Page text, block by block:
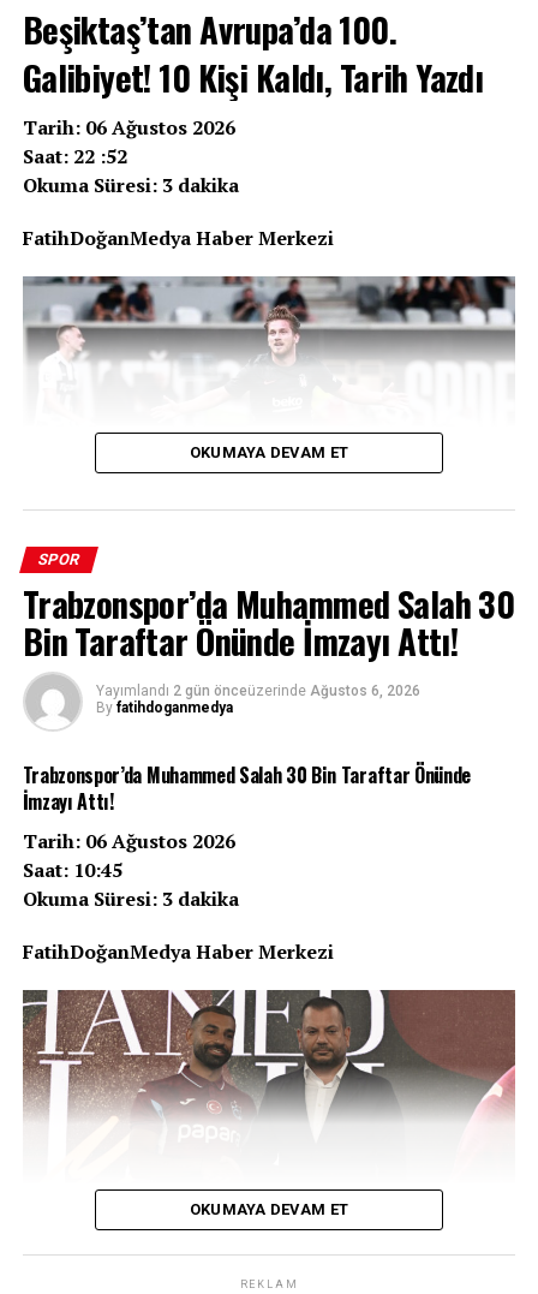
Beşiktaş’tan Avrupa’da 100.
Galibiyet! 10 Kişi Kaldı, Tarih Yazdı
Tarih: 06 Ağustos 2026
Saat: 22 :52
Okuma Süresi: 3 dakika
FatihDoğanMedya Haber Merkezi
Zorlu bir Çekya deplasmanı, 10 kişi kalmak, tarihi bir
başarı… Beşiktaş, UEFA Avrupa Ligi 3. eleme turu ilk
maçında Hradec Kralove’yi 1-0 mağlup ederek Avrupa
beyazlılar, bu anlamlı zaferle sadece tur kapısını
aralamakla kalmadı, kulüp tarihinin gurur tablosuna bir
yıldız daha ekledi.
Zorlu Deplasmanda Tarihi Gece
Malsovicka Arena’da oynanan karşılaşmaya hızlı
değerlendiremedi ve devre 0-0 sona erdi. Ancak ikinci
yarıda siyah-beyazlılar için işler hiç beklenmedik bir hal
aldı.
OKUMAYA DEVAM ET
SPOR
Trabzonspor’da Muhammed Salah 30
Bin Taraftar Önünde İmzayı Attı!
Yayımlandı 2 gün önceüzerinde Ağustos 6, 2026
By fatihdoganmedya
Trabzonspor’da Muhammed Salah 30 Bin Taraftar Önünde
İmzayı Attı!
Tarih: 06 Ağustos 2026
Saat: 10:45
Okuma Süresi: 3 dakika
FatihDoğanMedya Haber Merkezi
OKUMAYA DEVAM ET
REKLAM